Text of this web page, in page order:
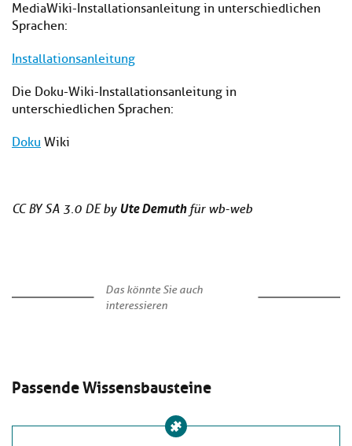
MediaWiki-Installationsanleitung in unterschiedlichen
Sprachen:
Installationsanleitung
Die Doku-Wiki-Installationsanleitung in
unterschiedlichen Sprachen:
Doku Wiki
CC BY SA 3.0 DE by Ute Demuth für wb-web
Das könnte Sie auch
interessieren
Passende Wissensbausteine